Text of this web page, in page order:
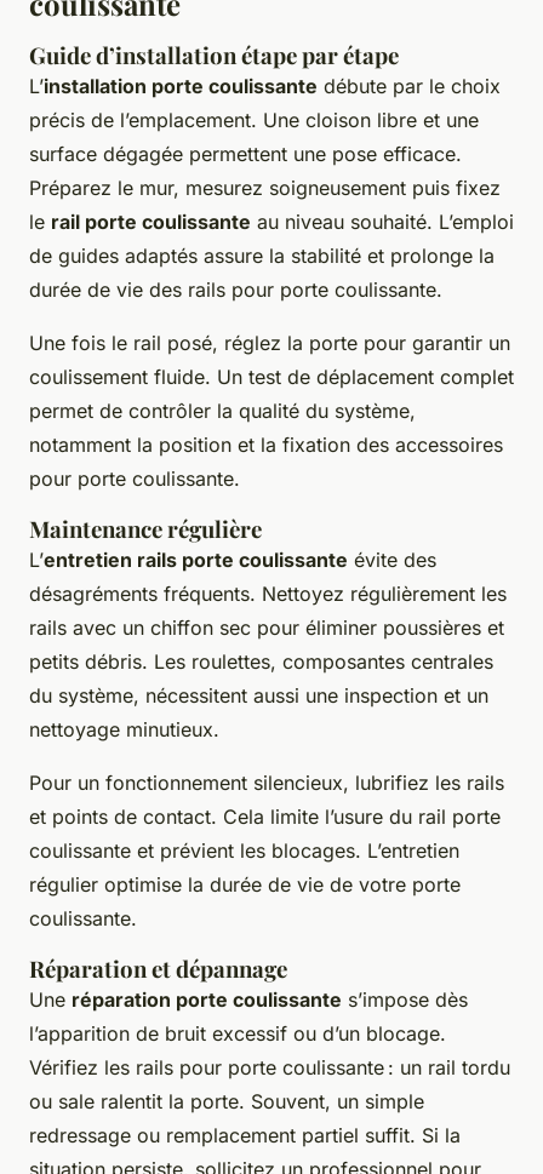
Guide d’installation étape par étape
L’installation porte coulissante débute par le choix
précis de l’emplacement. Une cloison libre et une
surface dégagée permettent une pose efficace.
Préparez le mur, mesurez soigneusement puis fixez
le rail porte coulissante au niveau souhaité. L’emploi
de guides adaptés assure la stabilité et prolonge la
durée de vie des rails pour porte coulissante.
Une fois le rail posé, réglez la porte pour garantir un
coulissement fluide. Un test de déplacement complet
permet de contrôler la qualité du système,
notamment la position et la fixation des accessoires
pour porte coulissante.
Maintenance régulière
L’entretien rails porte coulissante évite des
désagréments fréquents. Nettoyez régulièrement les
rails avec un chiffon sec pour éliminer poussières et
petits débris. Les roulettes, composantes centrales
du système, nécessitent aussi une inspection et un
nettoyage minutieux.
Pour un fonctionnement silencieux, lubrifiez les rails
et points de contact. Cela limite l’usure du rail porte
coulissante et prévient les blocages. L’entretien
régulier optimise la durée de vie de votre porte
coulissante.
Réparation et dépannage
Une réparation porte coulissante s’impose dès
l’apparition de bruit excessif ou d’un blocage.
Vérifiez les rails pour porte coulissante : un rail tordu
ou sale ralentit la porte. Souvent, un simple
redressage ou remplacement partiel suffit. Si la
situation persiste, sollicitez un professionnel pour